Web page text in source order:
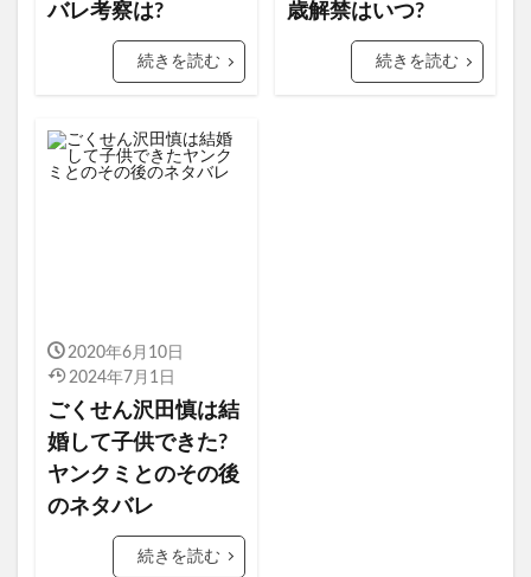
バレ考察は?
続きを読む
歳解禁はいつ?
続きを読む
2020年6月10日
2024年7月1日
ごくせん沢田慎は結
婚して子供できた?
ヤンクミとのその後
のネタバレ
続きを読む